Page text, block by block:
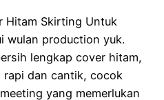
Hitam Skirting Untuk
wulan production yuk.
lengkap cover hitam,
rapi dan cantik, cocok
yang memerlukan